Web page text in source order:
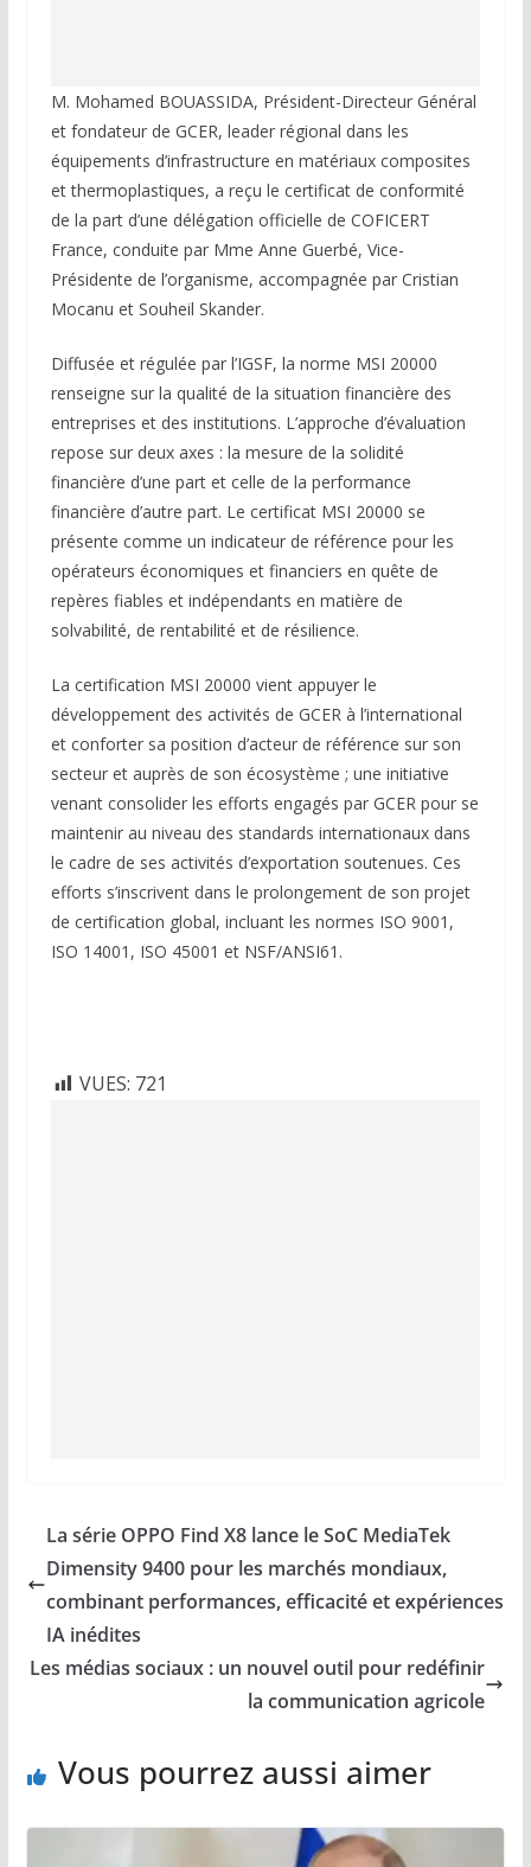
M. Mohamed BOUASSIDA, Président-Directeur Général
et fondateur de GCER, leader régional dans les
équipements d’infrastructure en matériaux composites
et thermoplastiques, a reçu le certificat de conformité
de la part d’une délégation officielle de COFICERT
France, conduite par Mme Anne Guerbé, Vice-
Présidente de l’organisme, accompagnée par Cristian
Mocanu et Souheil Skander.
Diffusée et régulée par l’IGSF, la norme MSI 20000
renseigne sur la qualité de la situation financière des
entreprises et des institutions. L’approche d’évaluation
repose sur deux axes : la mesure de la solidité
financière d’une part et celle de la performance
financière d’autre part. Le certificat MSI 20000 se
présente comme un indicateur de référence pour les
opérateurs économiques et financiers en quête de
repères fiables et indépendants en matière de
solvabilité, de rentabilité et de résilience.
La certification MSI 20000 vient appuyer le
développement des activités de GCER à l’international
et conforter sa position d’acteur de référence sur son
secteur et auprès de son écosystème ; une initiative
venant consolider les efforts engagés par GCERpour se
maintenir au niveau des standards internationaux dans
le cadre de ses activités d’exportation soutenues. Ces
efforts s’inscrivent dans le prolongement de son projet
de certification global, incluant les normes ISO 9001,
ISO 14001, ISO 45001 et NSF/ANSI61.
VUES: 721
La série OPPO Find X8 lance le SoC MediaTek
Dimensity 9400 pour les marchés mondiaux,
combinant performances, efficacité et expériences
IA inédites
Les médias sociaux : un nouvel outil pour redéfinir
la communication agricole
Vous pourrez aussi aimer